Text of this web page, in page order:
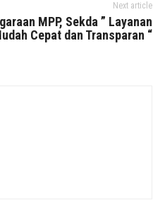
Next article
MPP, Sekda ” Layanan
Cepat dan Transparan “